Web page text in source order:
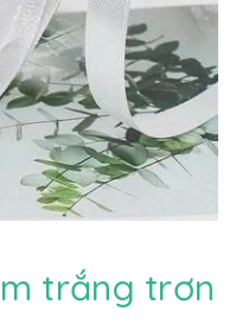
trắng trơn